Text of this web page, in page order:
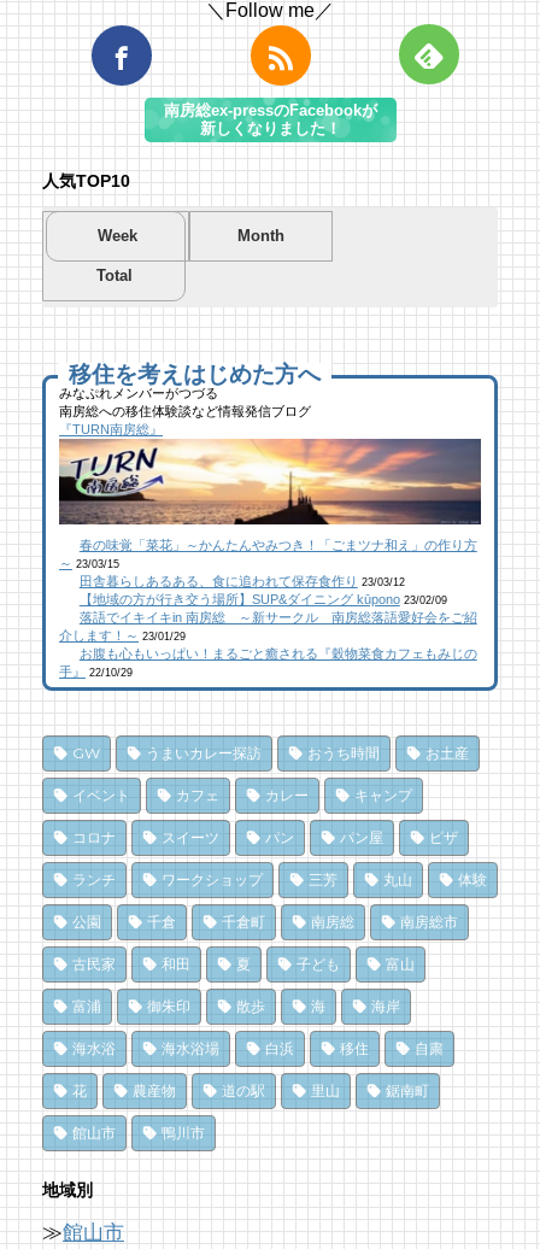
＼Follow me／
南房総ex-pressのFacebookが
新しくなりました！
人気TOP10
Week Month
Total
夏を先取り！プールに行こう！
南房総市千倉B&G海洋センター
52 views|byTsuno
館山にオープン！地域の素材からはじめる物
作り工房
23 views
|by なべたゆかり
【コラボ】ジビエも揃う、鮮度抜群の南房総
おさかなセンター【安房國テレビ】
21 views|byなべたゆかり
南房総こんな素敵な所があった！| かじか橋
18 views|byCAT SEA KURO
乗馬初心者の私でも、海辺を楽しく散策でき
た！ 乗馬体験レポート
17 views|byなべたゆかり
和田町仁我浦で、エコヴィレッジUMIKAZE
開拓中！
16 views | byあわみなこ
海辺のナポリターノピザ「Goccia(ゴッチ
ャ)」
15 views|byMitchi3
ドライブ休憩にオススメ！「とみうら元気倶
楽部」でホッと一息♪
14 views |byフジイ ミツコ
南房総の海を食らう！天然ところてん専門店
「ところてん小屋 青木」
13 views|by原みりか
夏を先取り！プールに行こう！
南房総市千倉B&G海洋センター
205 views |byTsuno
ブルーベリー狩りに行ってきた！「コロコロ
農園 庄兵衛」千倉町
109 views
|by 原みりか
館山にオープン！地域の素材からはじめる物
作り工房
107 views|byなべたゆかり
南房総こんな素敵な所があった！| かじか橋
96 views|byCAT SEA KURO
【コラボ】ジビエも揃う、鮮度抜群の南房総
おさかなセンター【安房國テレビ】
81 views|byなべたゆかり
乗馬初心者の私でも、海辺を楽しく散策でき
た！ 乗馬体験レポート
74 views | byなべたゆかり
夏のごほうびにこだわりのかき氷を風菓堂で
70 views| by フジイ ミツコ
夏だ、クジラ到来。クジラに会いに和田町に
行こう！〈前編〉
69 views|byshouji naomi
ドライブ休憩にオススメ！「とみうら元気倶
楽部」でホッと一息♪
65 views|byフジイ ミツコ
南房総の海を食らう！天然ところてん専門店
海遊び＆キャンプするならココ！南房総のお
すすめキャンプ場まとめ【2】
40,694 views|by南 芙蓉
似顔絵ケーキに感動！館山のケーキ屋さん
「プチ アンジュ」
17,148 views| by福美
南房総パン屋めぐり【２】
橋本屋製パン店（館山市）
12,847 views|bychoco-love
南房総こんな素敵な所があった！| かじか橋
12,022 views|byCAT SEA KURO
南房総の海を食らう！天然ところてん専門店
「ところてん小屋 青木」
10,866 views|by原みりか
南房総パン屋めぐり【3】石窯パン工房そろ
そろ（鴨川市）前編パン
10,838 views| by choco-love
南房総パン屋めぐり【１】
クリケット（鴨川市）
10,471 views|bychoco-love
冬でも楽しめる！沖ノ島の無人島探検！
10,164 views|by福美
洗濯は持ち帰らない！カフェ併設のコインラ
ンドリーで帰宅前に洗濯
8,896 views|byなべたゆかり
「房総の駅とみうら」で夕食を済ませて渋滞
移住を考えはじめた方へ
みなぷれメンバーがつづる
南房総への移住体験談など情報発信ブログ
『TURN南房総』
春の味覚「菜花」～かんたんやみつき！「ごまツナ和え」の作り方
～ 23/03/15
田舎暮らしあるある、食に追われて保存食作り 23/03/12
【地域の方が行き交う場所】SUP&ダイニング kūpono 23/02/09
落語でイキイキin 南房総 ～新サークル 南房総落語愛好会をご紹
介します！～ 23/01/29
お腹も心もいっぱい！まるごと癒される『穀物菜食カフェもみじの
手』
22/10/29
GW うまいカレー探訪 おうち時間 お土産
イベント カフェ カレー キャンプ
コロナ スイーツ パン パン屋 ピザ
ランチ ワークショップ 三芳 丸山 体験
公園 千倉 千倉町 南房総 南房総市
古民家 和田 夏 子ども 富山
富浦 御朱印 散歩 海 海岸
海水浴 海水浴場 白浜 移住 自粛
花 農産物 道の駅 里山 鋸南町
館山市 鴨川市
地域別
≫館山市